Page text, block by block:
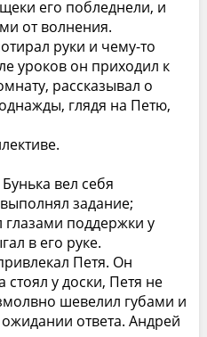
его побледнели, и
от волнения.
руки и чему-то
уроков он приходил к
рассказывал о
глядя на Петю,
вел себя
задание;
глазами поддержки у
в его руке.
Петя. Он
стоял у доски, Петя не
шевелил губами и
ответа. Андрей